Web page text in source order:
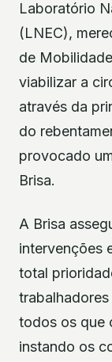
Laboratório
(LNEC),
de
viabilizar a
através da
do
provocado
Brisa.
A Brisa
intervenções
total
todos os que
instando os